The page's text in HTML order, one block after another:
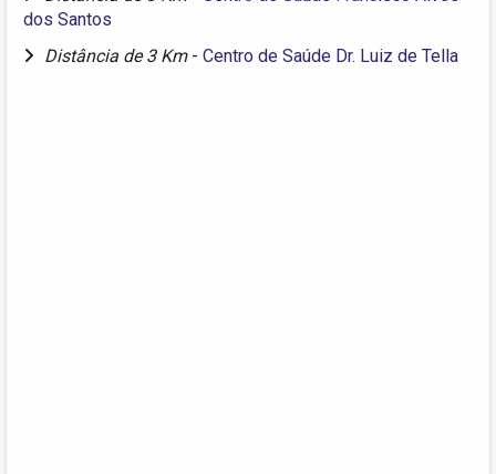
dos Santos
Distância de 3 Km - Centro de Saúde Dr. Luiz de Tella